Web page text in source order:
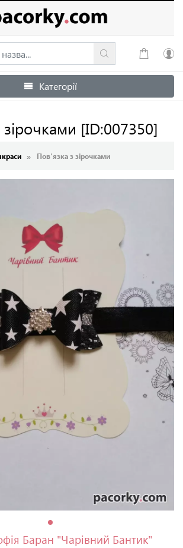
Увійти
Категорії
[ID:007350]
Пов'язка з зірочками
Баран "Чарівний Бантик"